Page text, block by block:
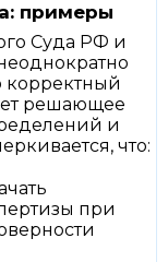
примеры
Суда РФ и
корректный
решающее
и
что:
при